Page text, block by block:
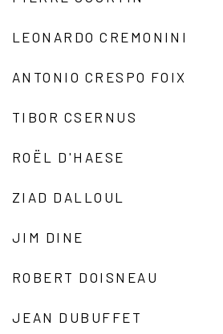
LEONARDO CREMONINI
ANTONIO CRESPO FOIX
TIBOR CSERNUS
ROËL D'HAESE
ZIAD DALLOUL
JIM DINE
ROBERT DOISNEAU
JEAN DUBUFFET